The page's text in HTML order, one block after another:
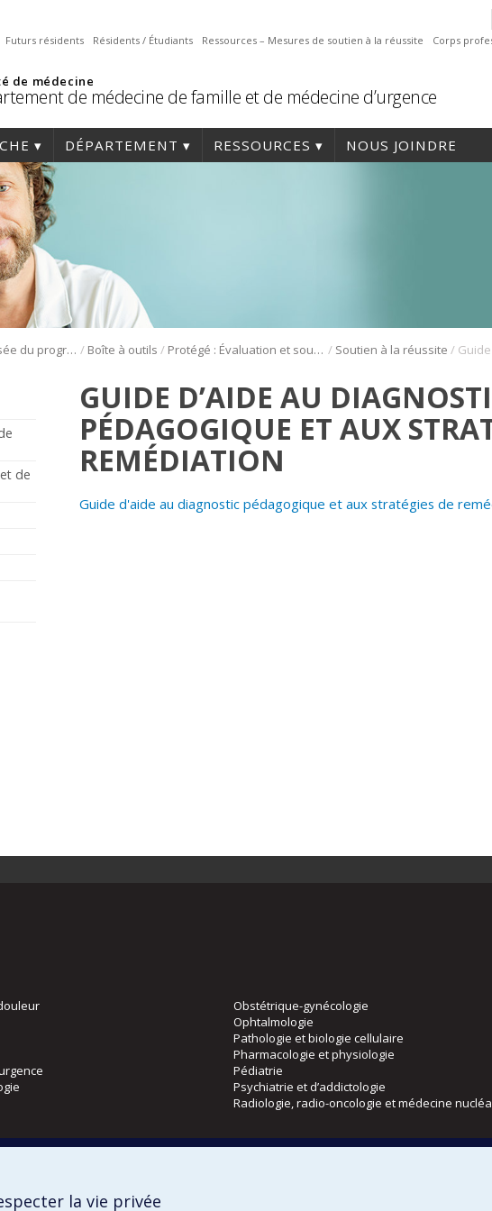
Futurs résidents Résidents / Étudiants Ressources – Mesures de soutien à la réussite Corps
de médecine
de médecine de famille et de médecine d’urgence
DÉPARTEMENT RESSOURCES NOUS JOINDRE
Section sécurisée du programme de médecine de famille / Boîte à outils / Protégé : Évaluation et soutien à la réussite / Soutien à la réussite /
de
GUIDE D’AIDE AU
PÉDAGOGIQUE ET AUX
REMÉDIATION
Guide d'aide au diagnostic pédagogique et aux stratégies de
Obstétrique-gynécologie
Ophtalmologie
Pathologie et biologie cellulaire
Pharmacologie et physiologie
Pédiatrie
Psychiatrie et d’addictologie
Radiologie, radio-oncologie et médecine
la vie privée